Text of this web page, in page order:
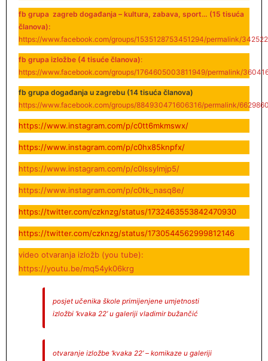
fb grupa zagreb događanja – kultura, zabava, sport… (15 tisuća
članova):
https://www.facebook.com/groups/1535128753451294/permalink/
fb grupa izložbe (4 tisuće članova):
https://www.facebook.com/groups/1764605003811949/permalink/
fb grupa događanja u zagrebu (14 tisuća članova)
https://www.facebook.com/groups/884930471606316/permalink/
https://www.instagram.com/p/c0tt6mkmswx/
https://www.instagram.com/p/c0hx85knpfx/
https://www.instagram.com/p/c0lssylmjp5/
https://www.instagram.com/p/c0tk_nasq8e/
https://twitter.com/czknzg/status/1732463553842470930
https://twitter.com/czknzg/status/1730544562999812146
video otvaranja izložb (you tube):
https://youtu.be/mq54yk06krg
posjet učenika škole primijenjene umjetnosti
izložbi ‘kvaka 22’ u galeriji vladimir bužančić
otvaranje izložbe ‘kvaka 22’ – komikaze u galeriji